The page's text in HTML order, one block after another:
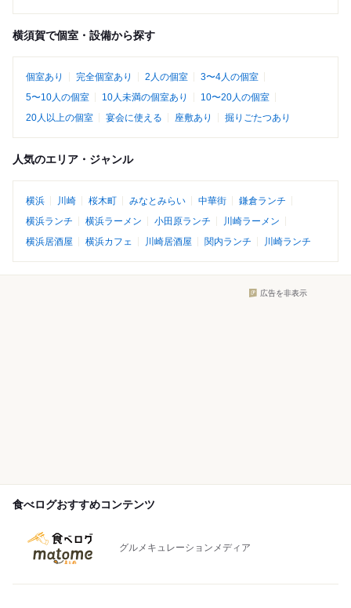
横須賀で個室・設備から探す
個室あり 完全個室あり 2人の個室
3〜4人の個室
5〜10人の個室
10人未満の個室あり
10〜20人の個室
20人以上の個室
宴会に使える 座敷あり 掘りごたつあり
人気のエリア・ジャンル
横浜 川崎 桜木町 みなとみらい 中華街
鎌倉ランチ
横浜ランチ
横浜ラーメン 小田原ランチ
川崎ラーメン
横浜居酒屋
横浜カフェ 川崎居酒屋 関内ランチ 川崎ランチ
広告を非表示
食べログおすすめコンテンツ
グルメキュレーションメディア